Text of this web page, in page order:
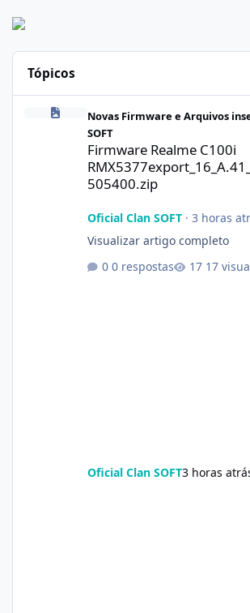
Tópicos
Firmware Realme C100i
Novas Firmware e Arquivos
SOFT
Firmware Realme C100i
505400.zip
Oficial Clan SOFT· 3 horas
Visualizar artigo completo
0 respostas
17
Oficial Clan SOFT3 horas